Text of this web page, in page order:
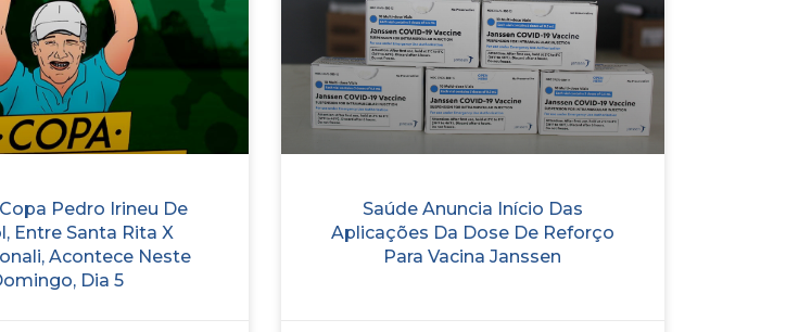
Pedro Irineu De
Entre Santa Rita X
Acontece Neste
Dia 5
Saúde Anuncia Início Das
Aplicações Da Dose De Reforço
Para Vacina Janssen